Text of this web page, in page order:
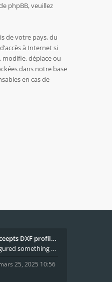
phpBB, veuillez
de votre pays, du
à Internet si
modifie, déplace ou
dans notre base
en cas de
Re: Jedicut aceepts DXF profile, but It won't cut
Okay I just figured something out. The profile p
25, 2025 10:56